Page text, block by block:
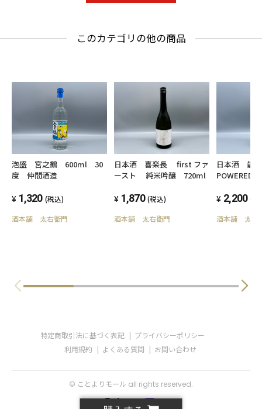
このカテゴリの他の商品
泡盛 宮之鶴 600ml 30
度 仲間酒造
1,320 (税込)
酒本舗 太右衛門
日本酒 喜楽長 first ファ
ースト 純米吟醸 720ml
1,870 (税込)
酒本舗 太右衛門
日本酒 能
720ml 16度
2,200 (税
酒本舗 太右
特定商取引法に基づく表記
プライバシーポリシー
利用規約
よくある質問 お問い合わせ
© ことよりモール all rights reserved.